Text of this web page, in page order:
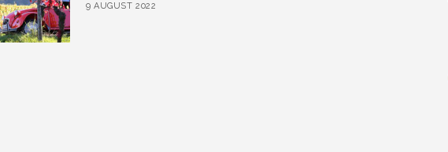
9 AUGUST 2022